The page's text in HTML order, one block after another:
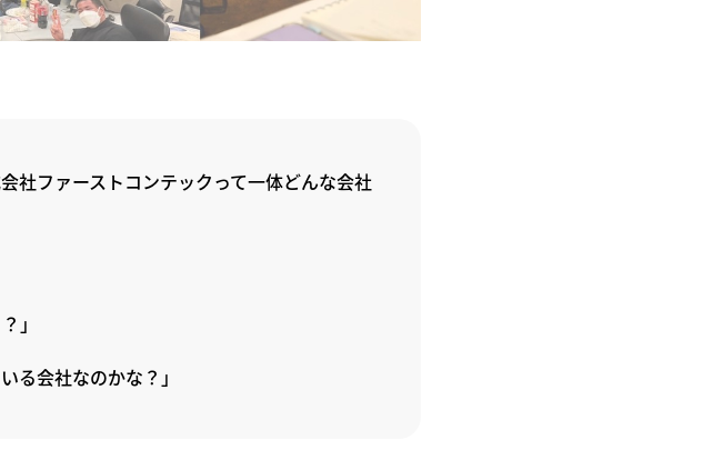
社ファーストコンテックって一体どんな会社
」
る会社なのかな？」